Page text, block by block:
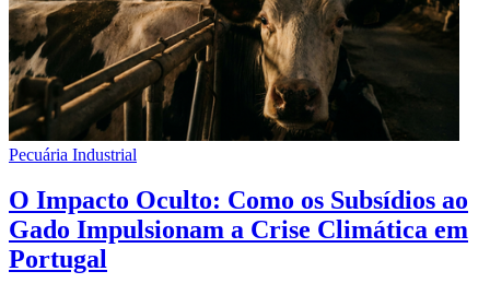
Pecuária Industrial
O Impacto Oculto: Como os Subsídios ao
Gado Impulsionam a Crise Climática em
Portugal